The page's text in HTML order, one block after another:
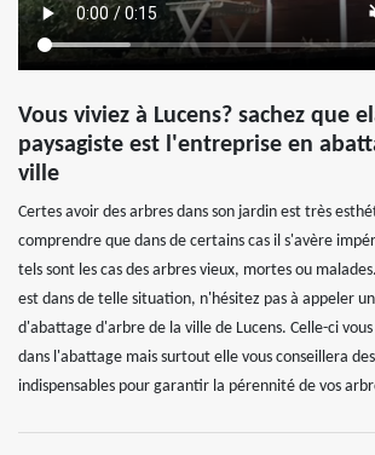
Vous viviez à Lucens? sachez que
paysagiste est l'entreprise en
ville
Certes avoir des arbres dans son jardin est très
comprendre que dans de certains cas il s'avère
tels sont les cas des arbres vieux, mortes ou
est dans de telle situation, n'hésitez pas à appeler
d'abattage d'arbre de la ville de Lucens. Celle-ci
dans l'abattage mais surtout elle vous conseillera
indispensables pour garantir la pérennité de vos